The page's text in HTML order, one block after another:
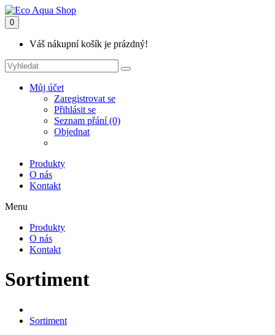
0
Váš nákupní košík je prázdný!
Můj účet
Zaregistrovat se
Přihlásit se
Seznam přání (0)
Objednat
Produkty
O nás
Kontakt
Menu
Produkty
O nás
Kontakt
Sortiment
Sortiment